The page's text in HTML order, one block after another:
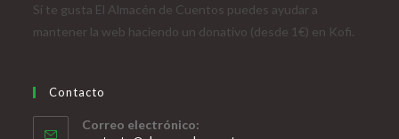
Si te gusta El Almacén de Cuentos puedes ayudar a
mantener la web haciendo un donativo (desde 1€) en Kofi.
Contacto
Correo electrónico: